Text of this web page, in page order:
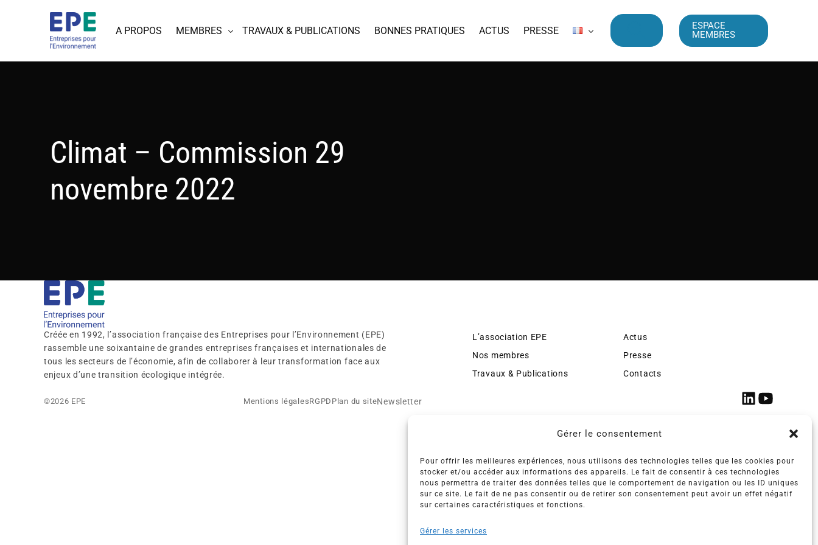
Gérer le consentement
Pour offrir les meilleures expériences, nous utilisons des technologies telles que les cookies pour
stocker et/ou accéder aux informations des appareils. Le fait de consentir à ces technologies
nous permettra de traiter des données telles que le comportement de navigation ou les ID uniques
sur ce site. Le fait de ne pas consentir ou de retirer son consentement peut avoir un effet négatif
sur certaines caractéristiques et fonctions.
Gérer les services
A PROPOS MEMBRES TRAVAUX & PUBLICATIONS BONNES PRATIQUES ACTUS PRESSE
ESPACE
MEMBRES
Climat – Commission 29
novembre 2022
Créée en 1992, l’association française des Entreprises pour l’Environnement (EPE)
rassemble une soixantaine de grandes entreprises françaises et internationales de
tous les secteurs de l’économie, afin de collaborer à leur transformation face aux
enjeux d’une transition écologique intégrée.
L’association EPE
Nos membres
Travaux & Publications
Actus
Presse
Contacts
©2026 EPE Mentions légalesRGPD Plan du siteNewsletter